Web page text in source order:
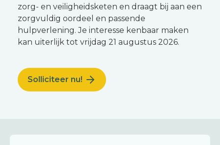
zorg- en veiligheidsketen en draagt bij aan een
zorgvuldig oordeel en passende
hulpverlening. Je interesse kenbaar maken
kan uiterlijk tot vrijdag 21 augustus 2026.
Solliciteer nu!